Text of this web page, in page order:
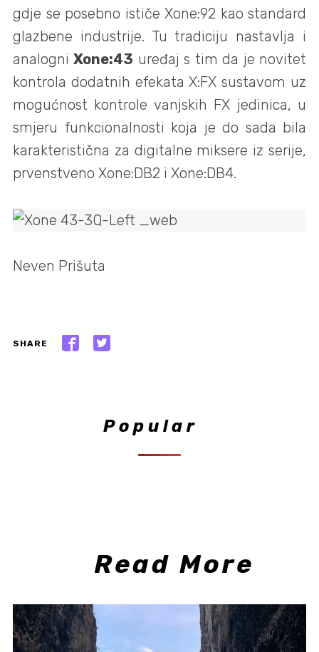
gdje se posebno ističe Xone:92 kao standard
glazbene industrije. Tu tradiciju nastavlja i
analogniXone:43 uređaj s tim da je novitet
kontrola dodatnih efekata X:FX sustavom uz
mogućnost kontrole vanjskih FX jedinica, u
smjeru funkcionalnosti koja je do sada bila
karakteristična za digitalne miksere iz serije,
prvenstveno Xone:DB2 i Xone:DB4.
Neven Prišuta
SHARE
Popular
Read More